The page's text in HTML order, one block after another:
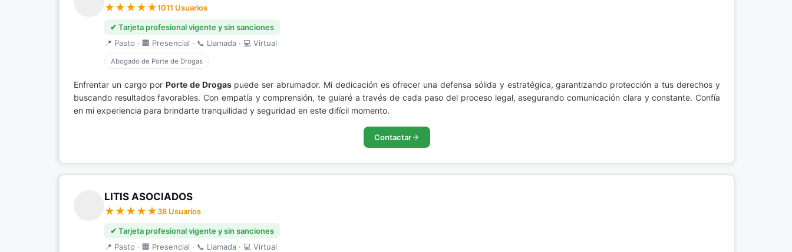
1011 Usuarios
✔ Tarjeta profesional vigente y sin sanciones
📍 Pasto · 🏢 Presencial · 📞 Llamada · 💻 Virtual
Abogado de Porte de Drogas
Enfrentar un cargo por Porte de Drogaspuede ser abrumador. Mi dedicación es ofrecer una defensa sólida y estratégica, garantizando protección a tus derechos y
buscando resultados favorables. Con empatía y comprensión, te guiaré a través de cada paso del proceso legal, asegurando comunicación clara y constante. Confía
en mi experiencia para brindarte tranquilidad y seguridad en este difícil momento.
Contactar
LITIS ASOCIADOS
38 Usuarios
✔ Tarjeta profesional vigente y sin sanciones
📍 Pasto · 🏢 Presencial · 📞 Llamada · 💻 Virtual